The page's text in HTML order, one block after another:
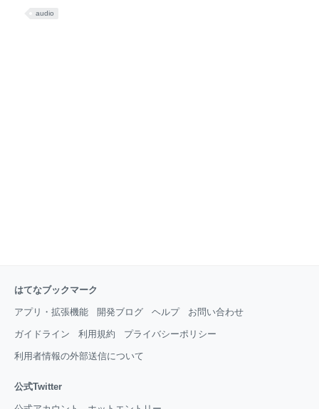
audio
はてなブックマーク
アプリ・拡張機能 開発ブログ ヘルプ お問い合わせ
ガイドライン 利用規約 プライバシーポリシー
利用者情報の外部送信について
公式Twitter